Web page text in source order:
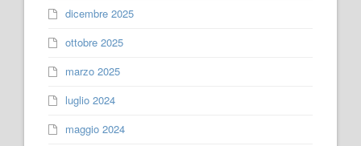
dicembre 2025
ottobre 2025
marzo 2025
luglio 2024
maggio 2024